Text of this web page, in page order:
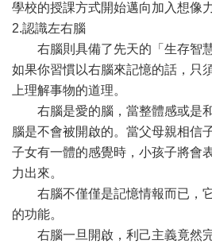
學校的授課方式開始邁向加入想像
2.認識左右腦
右腦則具備了先天的「生存智慧
如果你習慣以右腦來記憶的話，只
上理解事物的道理。
右腦是愛的腦，當整體感或是
腦是不會被開啟的。當父母親相信
子女有一體的感覺時，小孩子將會
力出來。
右腦不僅僅是記憶情報而已，
的功能。
右腦一旦開啟，利己主義竟然